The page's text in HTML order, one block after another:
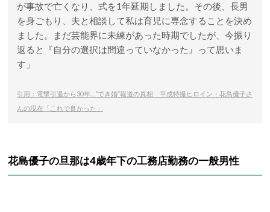
が事故で亡くなり、式を1年延期しました。その後、長男
を身ごもり、夫と相談して私は育児に専念することを決め
ました。まだ芸能界に未練があった時期でしたが、今振り
返ると『自分の選択は間違っていなかった』って思いま
す」
引用：電撃引退から30年…“でき婚”報道の真相 平成特撮ヒロイン・花島優子さ
んの現在「これで良かった」
花島優子の旦那は4歳年下の工務店勤務の一般男性